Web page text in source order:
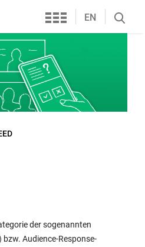
Services
EN
Search
der sogenannten
bzw. Audience-Response-